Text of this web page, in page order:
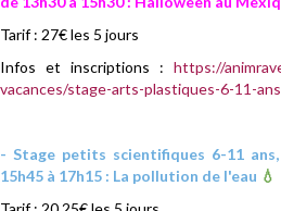
Tarif : 27€ les 5 jours
Infos et inscriptions : https://
vacances/stage-arts-plastiques-6-11-ans
- Stage petits scientifiques 6-11
15h45 à 17h15 : La pollution de l'eau 💧